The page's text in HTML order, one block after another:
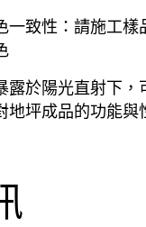
一致性：請施工
露於陽光直射下
地坪成品的功能與